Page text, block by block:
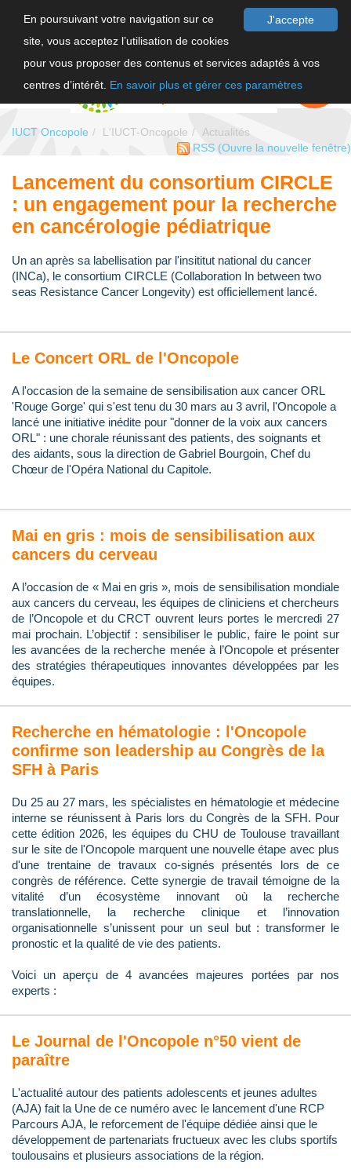
J'accepte
En poursuivant votre navigation sur ce
site, vous acceptez l’utilisation de cookies
pour vous proposer des contenus et services adaptés à vos
centres d’intérêt. En savoir plus et gérer ces paramètres
FAIRE UN
DON
IUCT Oncopole L'IUCT-Oncopole
Actualités
RSS (Ouvre la nouvelle fenêtre)
Lancement du consortium CIRCLE
: un engagement pour la recherche
en cancérologie pédiatrique
Un an après sa labellisation par l'insititut national du cancer
(INCa), le consortium CIRCLE (Collaboration In between two
seas Resistance Cancer Longevity) est officiellement lancé.
Le Concert ORL de l'Oncopole
A l'occasion de la semaine de sensibilisation aux cancer ORL
'Rouge Gorge' qui s'est tenu du 30 mars au 3 avril, l'Oncopole a
lancé une initiative inédite pour "donner de la voix aux cancers
ORL" : une chorale réunissant des patients, des soignants et
des aidants, sous la direction de Gabriel Bourgoin, Chef du
Chœur de l'Opéra National du Capitole.
Mai en gris : mois de sensibilisation aux
cancers du cerveau
A l’occasion de « Mai en gris », mois de sensibilisation mondiale
aux cancers du cerveau, les équipes de cliniciens et chercheurs
de l’Oncopole et du CRCT ouvrent leurs portes le mercredi 27
mai prochain. L’objectif : sensibiliser le public, faire le point sur
les avancées de la recherche menée à l’Oncopole et présenter
des stratégies thérapeutiques innovantes développées par les
équipes.
Recherche en hématologie : l'Oncopole
confirme son leadership au Congrès de la
SFH à Paris
Du 25 au 27 mars, les spécialistes en hématologie et médecine
interne se réunissent à Paris lors du Congrès de la SFH. Pour
cette édition 2026, les équipes du CHU de Toulouse travaillant
sur le site de l'Oncopole marquent une nouvelle étape avec plus
d'une trentaine de travaux co-signés présentés lors de ce
congrès de référence. Cette synergie de travail témoigne de la
vitalité d’un écosystème innovant où la recherche
translationnelle, la recherche clinique et l’innovation
organisationnelle s’unissent pour un seul but : transformer le
pronostic et la qualité de vie des patients.
Voici un aperçu de 4 avancées majeures portées par nos
experts :
Le Journal de l'Oncopole n°50 vient de
paraître
L'actualité autour des patients adolescents et jeunes adultes
(AJA) fait la Une de ce numéro avec le lancement d'une RCP
Parcours AJA, le reforcement de l'équipe dédiée ainsi que le
développement de partenariats fructueux avec les clubs sportifs
toulousains et plusieurs associations de la région.